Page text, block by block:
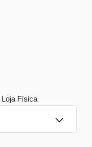
Loja Física